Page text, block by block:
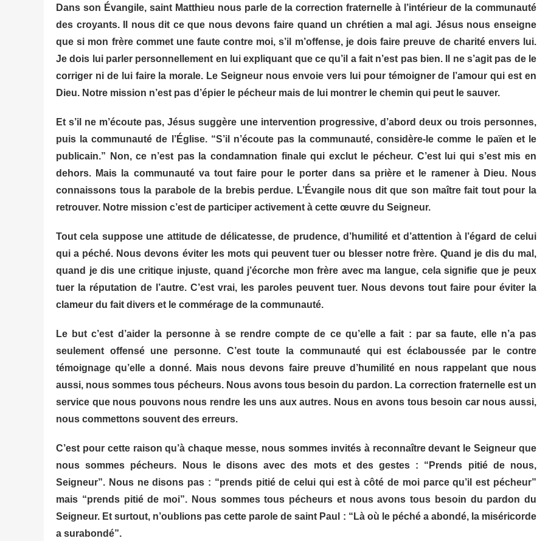
Dans son Évangile, saint Matthieu nous parle de la correction fraternelle à l’intérieur de la communauté
des croyants. Il nous dit ce que nous devons faire quand un chrétien a mal agi. Jésus nous enseigne
que si mon frère commet une faute contre moi, s’il m’offense, je dois faire preuve de charité envers lui.
Je dois lui parler personnellement en lui expliquant que ce qu’il a fait n’est pas bien. Il ne s’agit pas de le
corriger ni de lui faire la morale. Le Seigneur nous envoie vers lui pour témoigner de l’amour qui est en
Dieu. Notre mission n’est pas d’épier le pécheur mais de lui montrer le chemin qui peut le sauver.
Et s’il ne m’écoute pas, Jésus suggère une intervention progressive, d’abord deux ou trois personnes,
puis la communauté de l’Église. “S’il n’écoute pas la communauté, considère-le comme le païen et le
publicain.” Non, ce n’est pas la condamnation finale qui exclut le pécheur. C’est lui qui s’est mis en
dehors. Mais la communauté va tout faire pour le porter dans sa prière et le ramener à Dieu. Nous
connaissons tous la parabole de la brebis perdue. L’Évangile nous dit que son maître fait tout pour la
retrouver. Notre mission c’est de participer activement à cette œuvre du Seigneur.
Tout cela suppose une attitude de délicatesse, de prudence, d’humilité et d’attention à l’égard de celui
qui a péché. Nous devons éviter les mots qui peuvent tuer ou blesser notre frère. Quand je dis du mal,
quand je dis une critique injuste, quand j’écorche mon frère avec ma langue, cela signifie que je peux
tuer la réputation de l’autre. C’est vrai, les paroles peuvent tuer. Nous devons tout faire pour éviter la
clameur du fait divers et le commérage de la communauté.
Le but c’est d’aider la personne à se rendre compte de ce qu’elle a fait : par sa faute, elle n’a pas
seulement offensé une personne. C’est toute la communauté qui est éclaboussée par le contre
témoignage qu’elle a donné. Mais nous devons faire preuve d’humilité en nous rappelant que nous
aussi, nous sommes tous pécheurs. Nous avons tous besoin du pardon. La correction fraternelle est un
service que nous pouvons nous rendre les uns aux autres. Nous en avons tous besoin car nous aussi,
nous commettons souvent des erreurs.
C’est pour cette raison qu’à chaque messe, nous sommes invités à reconnaître devant le Seigneur que
nous sommes pécheurs. Nous le disons avec des mots et des gestes : “Prends pitié de nous,
Seigneur”. Nous ne disons pas : “prends pitié de celui qui est à côté de moi parce qu’il est pécheur”
mais “prends pitié de moi”. Nous sommes tous pécheurs et nous avons tous besoin du pardon du
Seigneur. Et surtout, n’oublions pas cette parole de saint Paul : “Là où le péché a abondé, la miséricorde
a surabondé”.